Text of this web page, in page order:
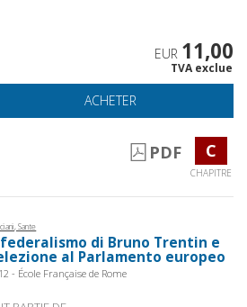
EUR 11,00
TVA exclue
ACHETER
PDF C
CHAPITRE
Sante
di Bruno Trentin e
al Parlamento europeo
- École Française de Rome